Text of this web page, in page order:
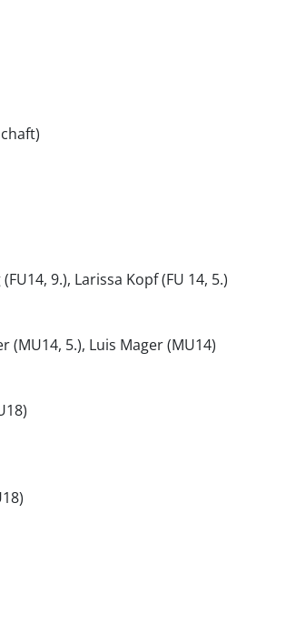
9.), Larissa Kopf (FU 14, 5.)
(MU14, 5.), Luis Mager (MU14)